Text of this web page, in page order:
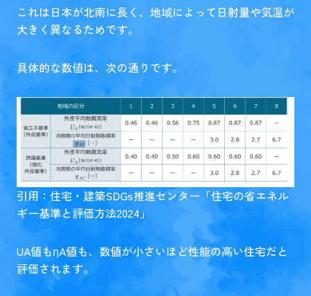
これは日本が北南に長く、地域によって日射量や気温が
大きく異なるためです。
具体的な数値は、次の通りです。
引用：住宅・建築SDGs推進センター「住宅の省エネル
ギー基準と評価方法2024」
UA値もηA値も、数値が小さいほど性能の高い住宅だと
評価されます。